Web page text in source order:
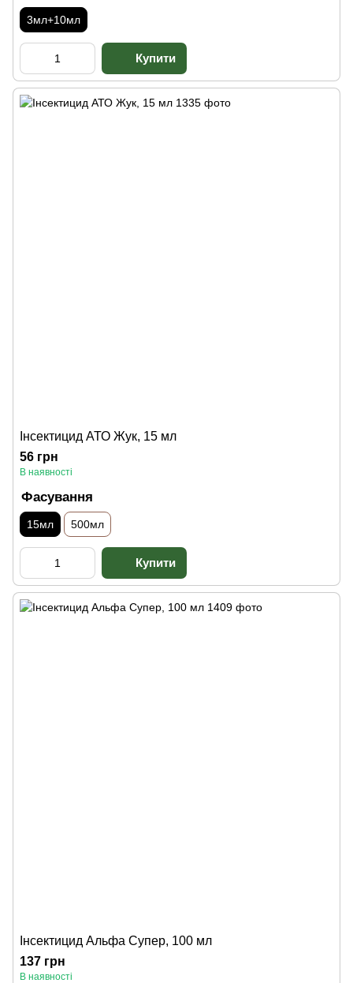
3мл+10мл
Інсектицид АТО Жук, 15 мл
56 грн
В наявності
Фасування
15мл 500мл
Інсектицид Альфа Супер, 100 мл
137 грн
В наявності